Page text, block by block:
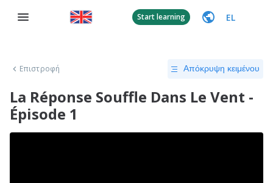
Start learning EL
Επιστροφή Απόκρυψη κειμένου
La Réponse Souffle Dans Le Vent -
Épisode 1